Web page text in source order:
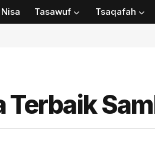
Nisa Tasawuf Tsaqafah
Terbaik